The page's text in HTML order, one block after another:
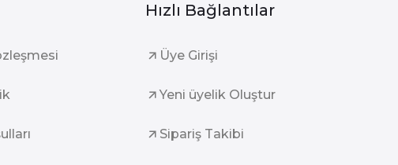
Hızlı Bağlantılar
Üye Girişi
Yeni üyelik Oluştur
Sipariş Takibi